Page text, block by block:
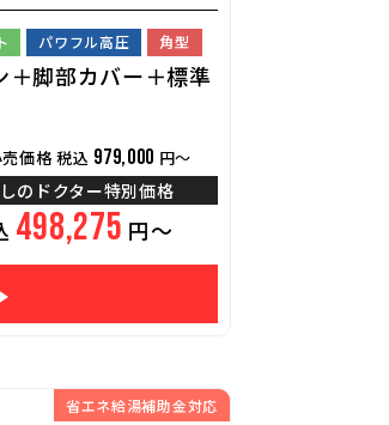
パワフル高圧 角型
＋脚部カバー＋標準
価格 税込 979,000 円～
のドクター特別価格
498,275 円～
省エネ給湯補助金対応